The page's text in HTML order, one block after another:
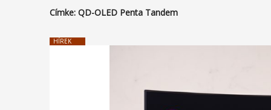
Címke: QD-OLED Penta Tandem
HÍREK